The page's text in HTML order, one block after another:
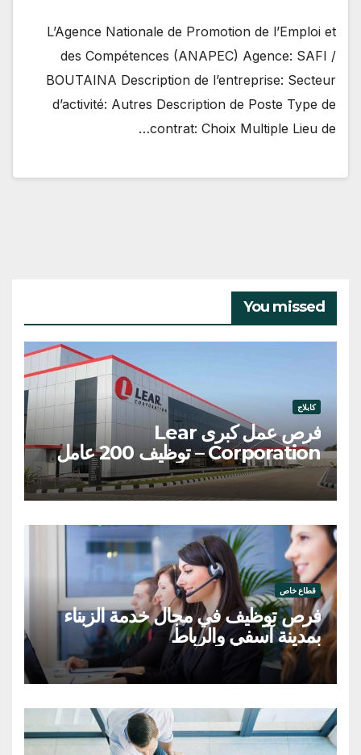
L’Agence Nationale de Promotion de l’Emploi et
des Compétences (ANAPEC) Agence: SAFI /
BOUTAINA Description de l’entreprise: Secteur
d’activité: Autres Description de Poste Type de
contrat: Choix Multiple Lieu de…
You missed
كابلاج
فرص عمل كبرى Lear
Corporation – توظيف 200 عامل
وعاملة
قطاع خاص
فرص توظيف في مجال خدمة الزبناء
بمدينة آسفي والرباط